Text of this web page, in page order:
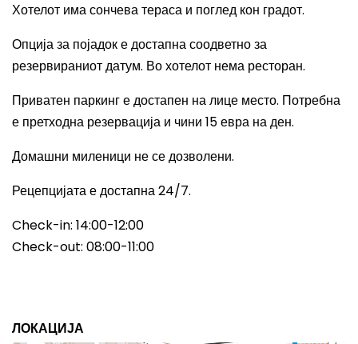
Хотелот има сончева тераса и поглед кон градот.
Опција за појадок е достапна соодветно за
резервираниот датум. Во хотелот нема ресторан.
Приватен паркинг е достапен на лице место. Потребна
е претходна резервација и чини 15 евра на ден.
Домашни миленици не се дозволени.
Рецепцијата е достапна 24/7.
Check-in: 14:00-12:00
Check-out: 08:00-11:00
ЛОКАЦИЈА